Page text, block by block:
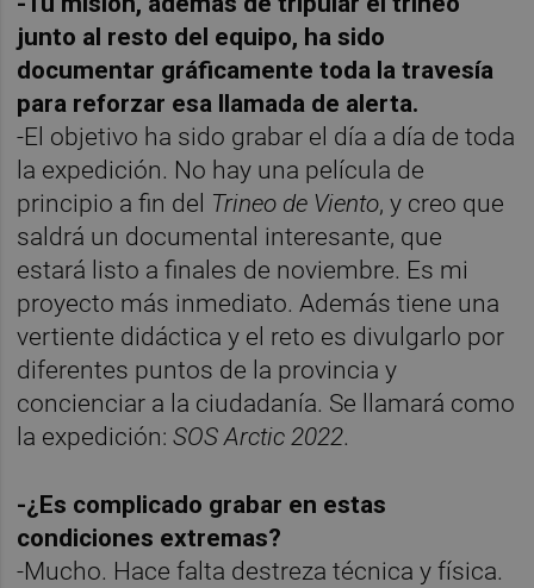
junto al resto del equipo, ha sido
documentar gráficamente toda la travesía
para reforzar esa llamada de alerta.
-El objetivo ha sido grabar el día a día de toda
la expedición. No hay una película de
principio a fin del Trineo de Viento, y creo que
saldrá un documental interesante, que
estará listo a finales de noviembre. Es mi
proyecto más inmediato. Además tiene una
vertiente didáctica y el reto es divulgarlo por
diferentes puntos de la provincia y
concienciar a la ciudadanía. Se llamará como
la expedición:SOS Arctic 2022.
-¿Es complicado grabar en estas
condiciones extremas?
-Mucho. Hace falta destreza técnica y física.